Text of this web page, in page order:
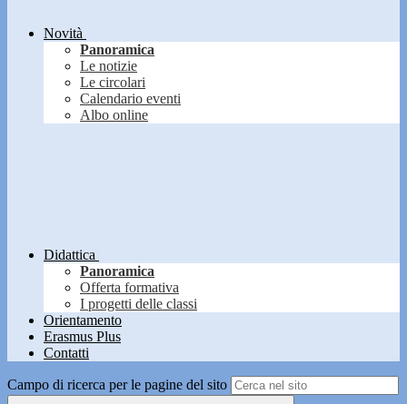
Novità
Panoramica
Le notizie
Le circolari
Calendario eventi
Albo online
Didattica
Panoramica
Offerta formativa
I progetti delle classi
Orientamento
Erasmus Plus
Contatti
Campo di ricerca per le pagine del sito